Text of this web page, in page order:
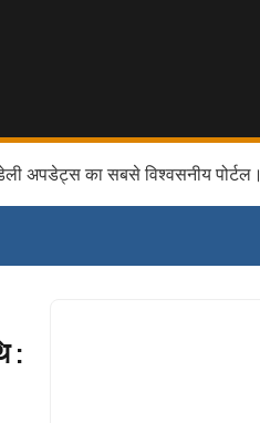
अपडेट्स का सबसे विश्वसनीय पोर्टल।
: